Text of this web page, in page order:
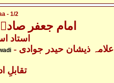
- 1/2
امام جعفر صادقؑ
- استاد
- علامہ ذیشان حیدر جوادی
- تقابلِ